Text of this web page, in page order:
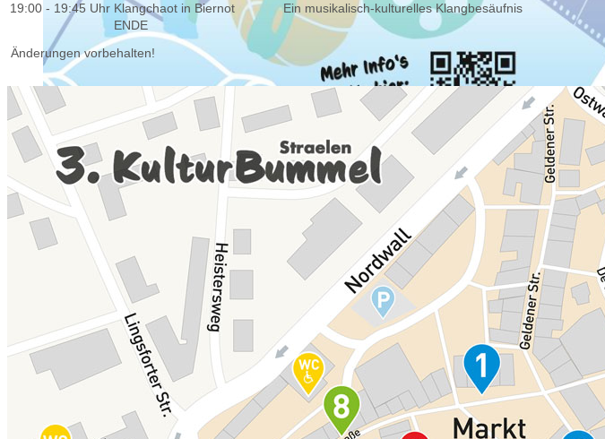
19:00 - 19:45 Uhr Klangchaot in Biernot
Ein musikalisch-kulturelles Klangbesäufnis
ENDE
Änderungen vorbehalten!